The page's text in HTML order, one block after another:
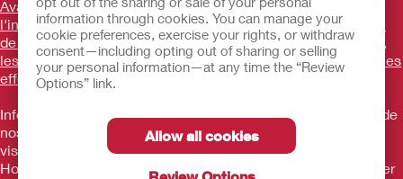
information through cookies. You can manage your
cookie preferences, exercise your rights, or withdraw
consent—including opting out of sharing or selling
your personal information—at any time the “Review
Options” link.
Allow all cookies
Avant d'utiliser les produits mentionnés, veuillez lire
l'intégralité des consignes d'utilisation fournies sur la notice
de chaque produit pour connaître l'indication, la description,
les contre-indications, les avertissements, les précautions, les
effets indésirables et le mode d'emploi du dispositif.
Informations promotionnelles à destination des utilisateurs de
nos produits ne constituant pas un conseil médical et ne
visant pas à remplacer un conseil médical. Les produits
Hollister sont des dispositifs médicaux fabriqués par Hollister